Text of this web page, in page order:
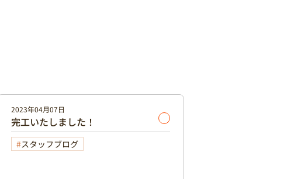
2023年04月07日
完工いたしました！
スタッフブログ